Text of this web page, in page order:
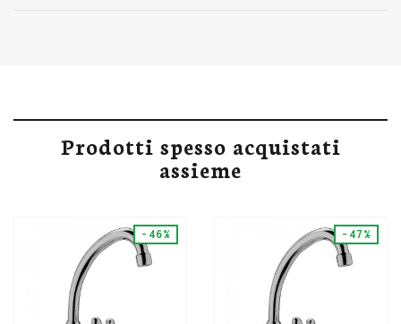
Prodotti spesso acquistati
assieme
-46% -47%